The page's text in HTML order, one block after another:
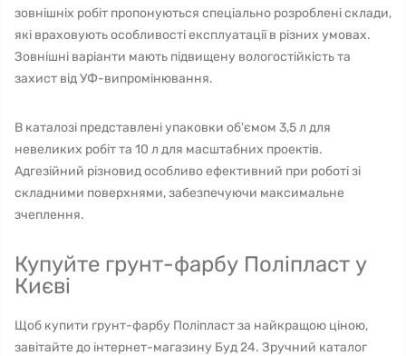
зовнішніх робіт пропонуються спеціально розроблені склади,
які враховують особливості експлуатації в різних умовах.
Зовнішні варіанти мають підвищену вологостійкість та
захист від УФ-випромінювання.
В каталозі представлені упаковки об'ємом 3,5 л для
невеликих робіт та 10 л для масштабних проектів.
Адгезійний різновид особливо ефективний при роботі зі
складними поверхнями, забезпечуючи максимальне
зчеплення.
Купуйте грунт-фарбу Поліпласт у
Києві
Щоб купити грунт-фарбу Поліпласт за найкращою ціною,
завітайте до інтернет-магазину Буд 24. Зручний каталог